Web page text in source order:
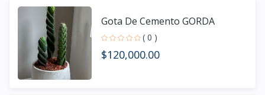
Gota De Cemento GORDA
( 0 )
$120,000.00